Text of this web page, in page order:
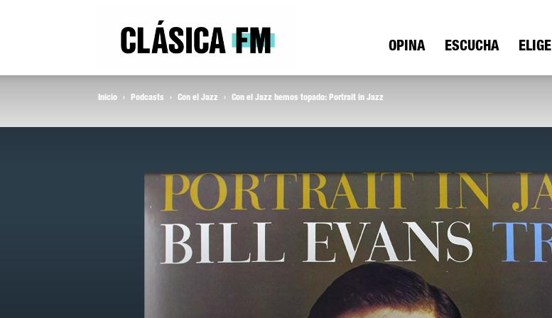
Radio
OPINA ESCUCHA ELIGE
Inicio Podcasts Con el Jazz Con el Jazz hemos topado: Portrait in Jazz